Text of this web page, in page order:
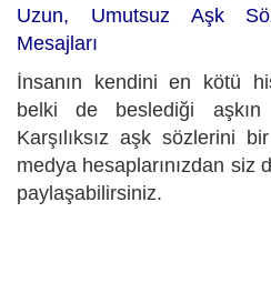
Uzun, Umutsuz Aşk
Mesajları
İnsanın kendini en kötü
belki de beslediği aşkın
Karşılıksız aşk sözlerini
medya hesaplarınızdan siz
paylaşabilirsiniz.